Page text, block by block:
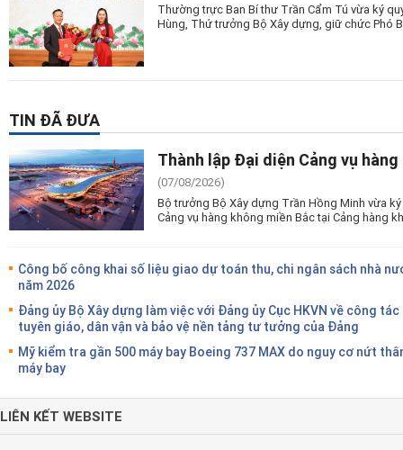
Thường trực Ban Bí thư Trần Cẩm Tú vừa ký
Hùng, Thứ trưởng Bộ Xây dựng, giữ chức Phó
TIN ĐÃ ĐƯA
Thành lập Đại diện Cảng vụ
(07/08/2026)
Bộ trưởng Bộ Xây dựng Trần Hồng Minh vừa
Cảng vụ hàng không miền Bắc tại Cảng hàng
Công bố công khai số liệu giao dự toán thu, chi ngân sách nhà
năm 2026
Đảng ủy Bộ Xây dựng làm việc với Đảng ủy Cục HKVN về công tác
tuyên giáo, dân vận và bảo vệ nền tảng tư tưởng của Đảng
Mỹ kiểm tra gần 500 máy bay Boeing 737 MAX do nguy cơ nứt
máy bay
LIÊN KẾT WEBSITE